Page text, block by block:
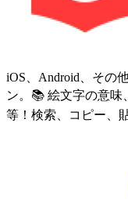
iOS、Android、その
ン。📚 絵文字の意味
等！検索、コピー、